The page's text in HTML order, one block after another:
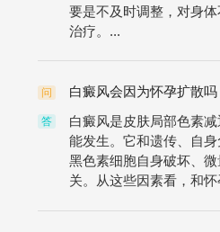
要是不及时调整，对身
治疗。...
问 白癜风会因为怀孕扩散吗
答
白癜风是皮肤局部色素
能发生。它和遗传、自身
黑色素细胞自身破坏、
关。从这些因素看，和